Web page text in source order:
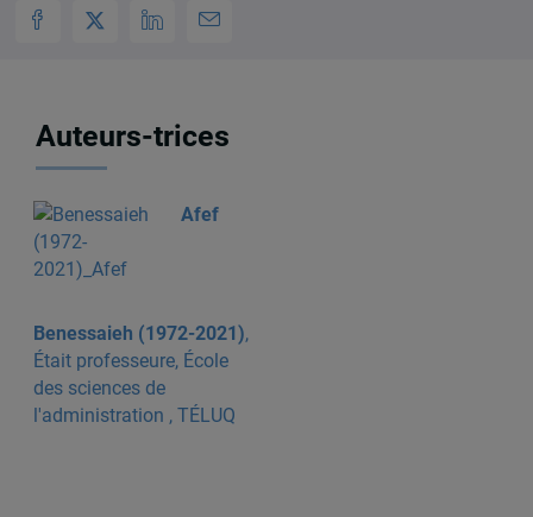
Auteurs-trices
Afef
Benessaieh (1972-2021),
Était professeure, École
des sciences de
l'administration , TÉLUQ